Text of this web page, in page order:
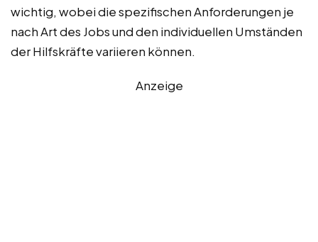
wichtig, wobei die spezifischen Anforderungen je
nach Art des Jobs und den individuellen Umständen
der Hilfskräfte variieren können.
Anzeige